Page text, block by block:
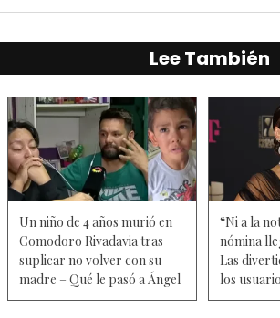
Lee También
Un niño de 4 años murió en
Comodoro Rivadavia tras
suplicar no volver con su
madre – Qué le pasó a Ángel
“Ni a la
nómina
Las
los